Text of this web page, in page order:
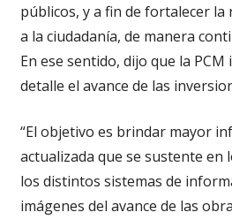
públicos, y a fin de fortalecer la
a la ciudadanía, de manera
En ese sentido, dijo que la
detalle el avance de las
“El objetivo es brindar mayor
actualizada que se sustente en
los distintos sistemas de
imágenes del avance de las